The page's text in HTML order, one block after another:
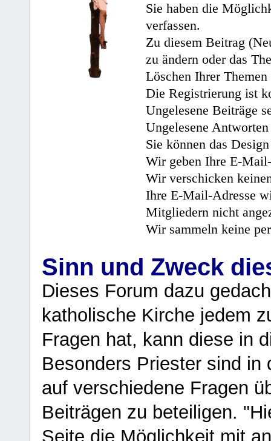
Sie haben die
verfassen.
Zu diesem Beitrag
zu ändern oder das
Löschen Ihrer
Die Registrierung ist
Ungelesene Beiträge
Ungelesene
Sie können das
Wir geben Ihre E-
Wir verschicken
Ihre E-Mail-Adresse
Mitgliedern nicht
Wir sammeln keine
Sinn und Zweck
Dieses Forum dazu
katholische Kirche jedem
Fragen hat, kann diese in
Besonders Priester sind in
auf verschiedene Fragen
Beiträgen zu beteiligen.
Seite die Möglichkeit mit